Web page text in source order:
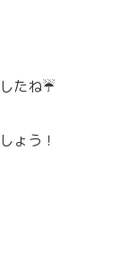
たね☔️
ょう！